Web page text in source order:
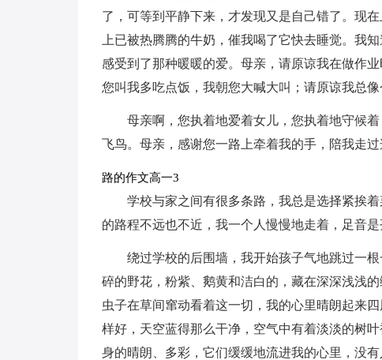
了，可等到平静下来，才发现又是自己错了。现
上已被热腾腾的牛奶，催我喝了它快去睡觉。我
感受到了那种暖暖的爱。母亲，请原谅我在做作
您叫我多吃点饭，我朝您大喊大叫；请原谅我总
母亲啊，您执着地爱着女儿，您执着地守候
飞鸟。母亲，感谢您一路上牵着我的手，陪我走过
路的作文高一3
学校与家之间有很多条路，我总是选择紧挨
的路程不远也不近，我一个人慢慢地走着，足音
绕过学校的后围墙，我开始孩子气地跳过一
碎的野花，粉紫、鹅黄和洁白的，藏在深深浅浅
虫子在草间窜动看着这一切，我的心里晴朗起来
样好，天空蓝得那么干净，空气中有着淡淡的树
身的晴朗、多彩，它们缓缓地流进我的心里，没